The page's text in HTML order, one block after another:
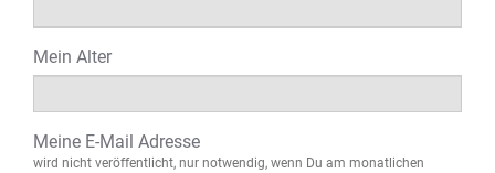
Mein Alter
Meine E-Mail Adresse
wird nicht veröffentlicht, nur notwendig, wenn Du am monatlichen